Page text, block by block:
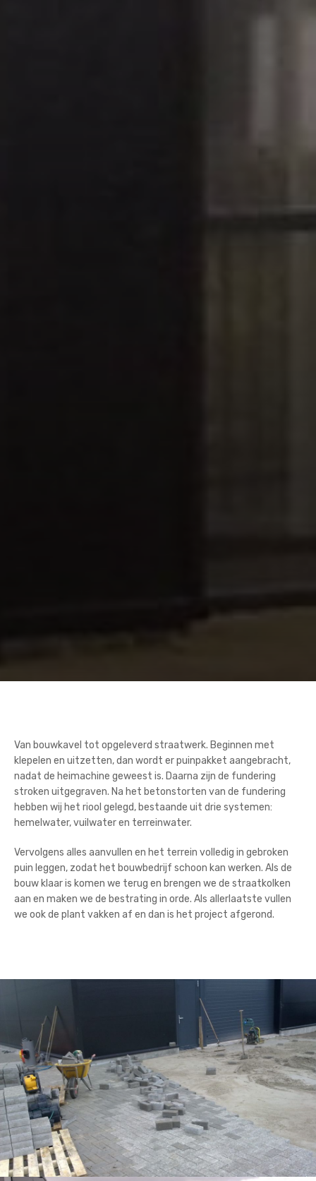
Van bouwkavel tot opgeleverd straatwerk. Beginnen met
klepelen en uitzetten, dan wordt er puinpakket aangebracht,
nadat de heimachine geweest is. Daarna zijn de fundering
stroken uitgegraven. Na het betonstorten van de fundering
hebben wij het riool gelegd, bestaande uit drie systemen:
hemelwater, vuilwater en terreinwater.
Vervolgens alles aanvullen en het terrein volledig in gebroken
puin leggen, zodat het bouwbedrijf schoon kan werken. Als de
bouw klaar is komen we terug en brengen we de straatkolken
aan en maken we de bestrating in orde. Als allerlaatste vullen
we ook de plant vakken af en dan is het project afgerond.